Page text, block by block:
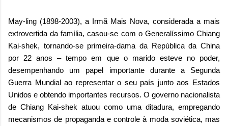
May-ling (1898-2003), a Irmã Mais Nova, considerada a mais
extrovertida da família, casou-se com o Generalíssimo Chiang
Kai-shek, tornando-se primeira-dama da República da China
por 22 anos – tempo em que o marido esteve no poder,
desempenhando um papel importante durante a Segunda
Guerra Mundial ao representar o seu país junto aos Estados
Unidos e obtendo importantes recursos. O governo nacionalista
de Chiang Kai-shek atuou como uma ditadura, empregando
mecanismos de propaganda e controle à moda soviética, mas